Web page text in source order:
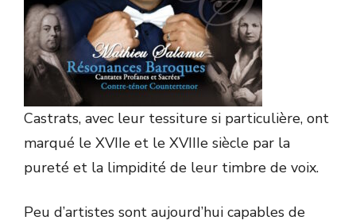
Castrats, avec leur tessiture si particulière, ont
marqué le XVIIe et le XVIIIe siècle par la
pureté et la limpidité de leur timbre de voix.
Peu d’artistes sont aujourd’hui capables de